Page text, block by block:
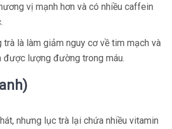
vị mạnh hơn và có nhiều caffein
trà là làm giảm nguy cơ về tim mạch và
được lượng đường trong máu.
nhưng lục trà lại chứa nhiều vitamin